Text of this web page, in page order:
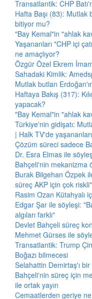
Transatlantik: CHP
Hafta Başı (83): Mutlak
bitiyor mu?
"Bay Kemal"in "ahlak
Yaşananları "CHP içi
ne amaçlıyor?
Özgür Özel Ekrem
Sahadaki Kimlik:
Mutlak butlan
Haftaya Bakış (317):
yapacak?
"Bay Kemal"in "ahlak
Türkiye'nin gidişatı:
| Halk TV'de
Çözüm süreci sadece
Dr. Esra Elmas ile
Bahçeli'nin mekanizma
Burak Bilgehan Özpek
süreç AKP için çok riskli"
Rasim Ozan Kütahyalı
Edgar Şar ile söyleşi:
algıları farklı"
Devlet Bahçeli süreç
Mehmet Gürses ile
Transatlantik: Trump
Boğazı bilmecesi
Selahattin Demirtaş'ı bir
Bahçeli'nin süreç için
ile ortak yayın
Cemaatlerden geriye ne